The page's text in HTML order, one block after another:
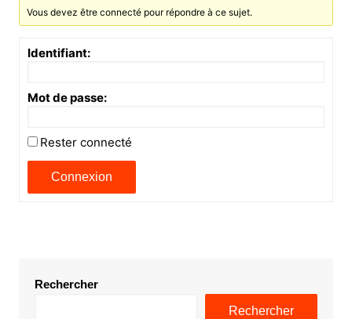
Vous devez être connecté pour répondre à ce sujet.
Identifiant:
Mot de passe:
Rester connecté
Connexion
Rechercher
Rechercher